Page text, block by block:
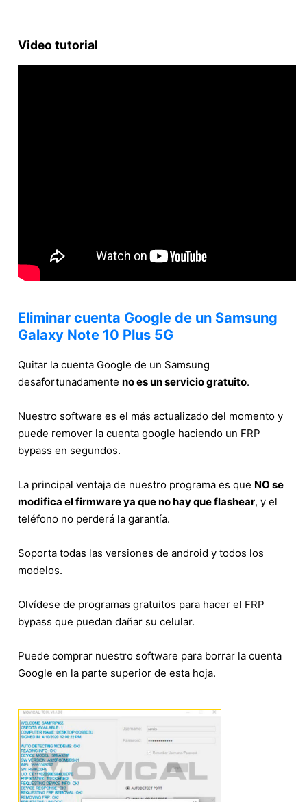
Video tutorial
Eliminar cuenta Google de un Samsung
Galaxy Note 10 Plus 5G
Quitar la cuenta Google de un Samsung
desafortunadamente no es un servicio gratuito.
Nuestro software es el más actualizado del momento y
puede remover la cuenta google haciendo un FRP
bypass en segundos.
La principal ventaja de nuestro programa es que NO se
modifica el firmware ya que no hay que flashear, y el
teléfono no perderá la garantía.
Soporta todas las versiones de android y todos los
modelos.
Olvídese de programas gratuitos para hacer el FRP
bypass que puedan dañar su celular.
Puede comprar nuestro software para borrar la cuenta
Google en la parte superior de esta hoja.